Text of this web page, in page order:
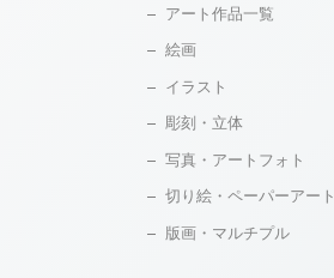
アート作品一覧
絵画
イラスト
彫刻・立体
写真・アートフォト
切り絵・ペーパーアート
版画・マルチプル